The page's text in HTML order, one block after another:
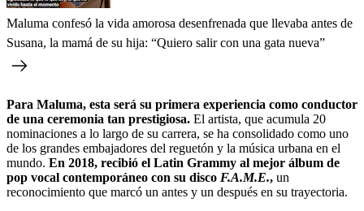
Maluma confesó la vida amorosa desenfrenada que llevaba antes de
Susana, la mamá de su hija: “Quiero salir con una gata nueva”
Para Maluma, esta será su primera experiencia como conductor
de una ceremonia tan prestigiosa. El artista, que acumula 20
nominaciones a lo largo de su carrera, se ha consolidado como uno
de los grandes embajadores del reguetón y la música urbana en el
mundo. En 2018, recibió el Latin Grammy al mejor álbum de
pop vocal contemporáneo con su disco F.A.M.E., un
reconocimiento que marcó un antes y un después en su trayectoria.